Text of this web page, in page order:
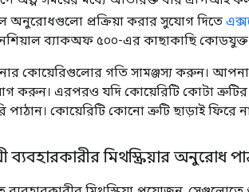
অনুরোধগুলো প্রক্রিয়া করার সুযোগ দিতে
ব্যাকঅফ ৫০০-এর কাছাকাছি কোডযুক্ত
কোয়েরিগুলোর গতি সামঞ্জস্য করুন।
করুন। এরপরও যদি কোয়েরিটি কোটা
কোয়েরিটি কোনো ত্রুটি ছাড়াই ফিরে
ব্যবহারকারীর মিথস্ক্রিয়ার অনুরোধ